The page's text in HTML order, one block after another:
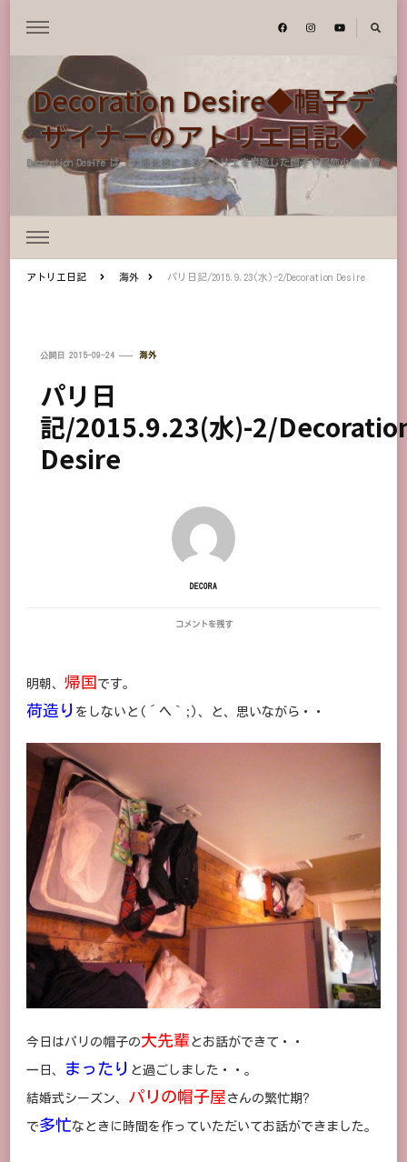
Decoration Desire◆帽子デ
ザイナーのアトリエ日記◆
Decoration Desire は、大阪北摂にあるアトリエを併設した帽子や服飾小物雑貨
のお店です
アトリエ日記 海外 パリ日記/2015.9.23(水)-2/Decoration Desire
公開日 2015-09-24 海外
パリ日
記/2015.9.23(水)-2/
Desire
DECORA
パ
コメントを残す
明朝、 帰国 です。
荷造り をしないと(´ヘ｀;)、と、思いながら・・
今日はパリの帽子の大先輩 とお話ができて・・
一日、 まったり と過ごしました・・。
結婚式シーズン、 パリの帽子屋 さんの繁忙期?
で多忙なときに時間を作っていただいてお話ができました。